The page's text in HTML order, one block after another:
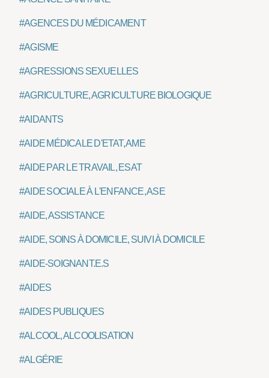
#AGENCES DU MÉDICAMENT
#AGISME
#AGRESSIONS SEXUELLES
#AGRICULTURE, AGRICULTURE BIOLOGIQUE
#AIDANTS
#AIDE MÉDICALE D'ETAT, AME
#AIDE PAR LE TRAVAIL, ESAT
#AIDE SOCIALE À L'ENFANCE, ASE
#AIDE, ASSISTANCE
#AIDE, SOINS À DOMICILE, SUIVI À DOMICILE
#AIDE-SOIGNANT.E.S
#AIDES
#AIDES PUBLIQUES
#ALCOOL, ALCOOLISATION
#ALGÉRIE